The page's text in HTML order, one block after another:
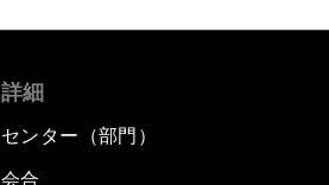
詳細
センター（部門）
会合